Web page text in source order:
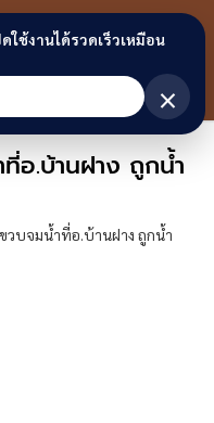
นแก่น
งก์
อ.บ้านฝาง ถูกน้ำ
วบจมน้ำที่อ.บ้านฝาง ถูกน้ำ
ใช้งานได้รวดเร็วเหมือน
×